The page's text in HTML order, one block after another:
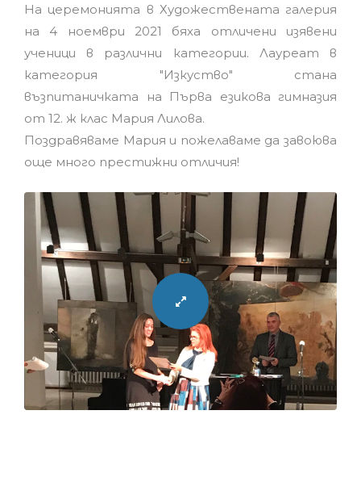
На церемонията в Художествената галерия
на 4 ноември 2021 бяха отличени изявени
ученици в различни категории. Лауреат в
категория "Изкуство" стана
възпитаничката на Първа езикова гимназия
от 12. ж клас Мария Лилова.
Поздравяваме Мария и пожелаваме да завоюва
още много престижни отличия!